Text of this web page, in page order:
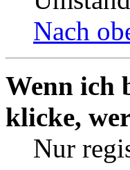
Nach
Wenn ich
klicke,
Nur